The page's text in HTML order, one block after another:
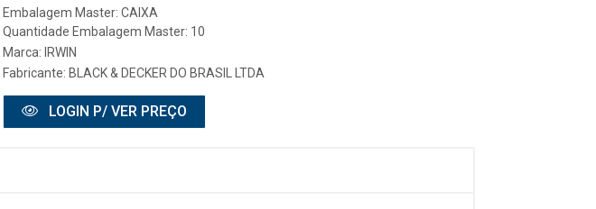
Embalagem Master: CAIXA
Quantidade Embalagem Master: 10
Marca: IRWIN
Fabricante: BLACK & DECKER DO BRASIL LTDA
LOGIN P/ VER PREÇO